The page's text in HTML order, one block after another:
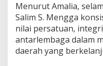
Menurut Amalia,
Salim S. Mengga
nilai persatuan,
antarlembaga dalam
daerah yang